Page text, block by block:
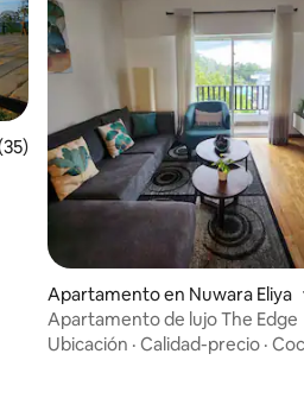
promedio: 4.63 de 5, 35 reseñas
Apartamento en Nuwara Eliya
Apartamento de lujo The Edge
Ubicación · Calidad-precio ·